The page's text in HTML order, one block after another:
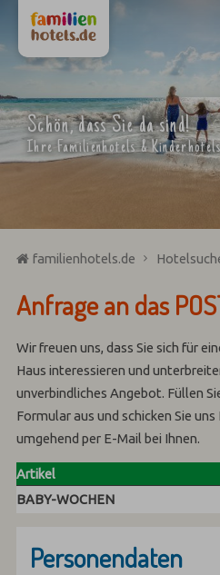
Schön, dass Sie da sind!
Ihre Familienhotels &
familienhotels.de
Anfrage an das
Wir freuen uns, dass Sie sich für
Haus interessieren und
unverbindliches Angebot. Füllen
Formular aus und schicken Sie
umgehend per E-Mail bei Ihnen.
Artikel
BABY-WOCHEN
Personendaten